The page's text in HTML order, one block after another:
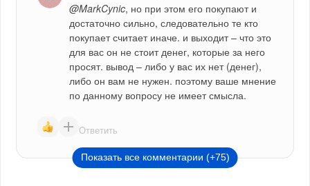
@MarkCynic, но при этом его покупают и
достаточно сильно, следовательно те кто
покупает считает иначе. и выходит – что это
для вас он не стоит денег, которые за него
просят. вывод – либо у вас их нет (денег),
либо он вам не нужен. поэтому ваше мнение
по данному вопросу не имеет смысла.
Ответить
Показать все комментарии (+75)